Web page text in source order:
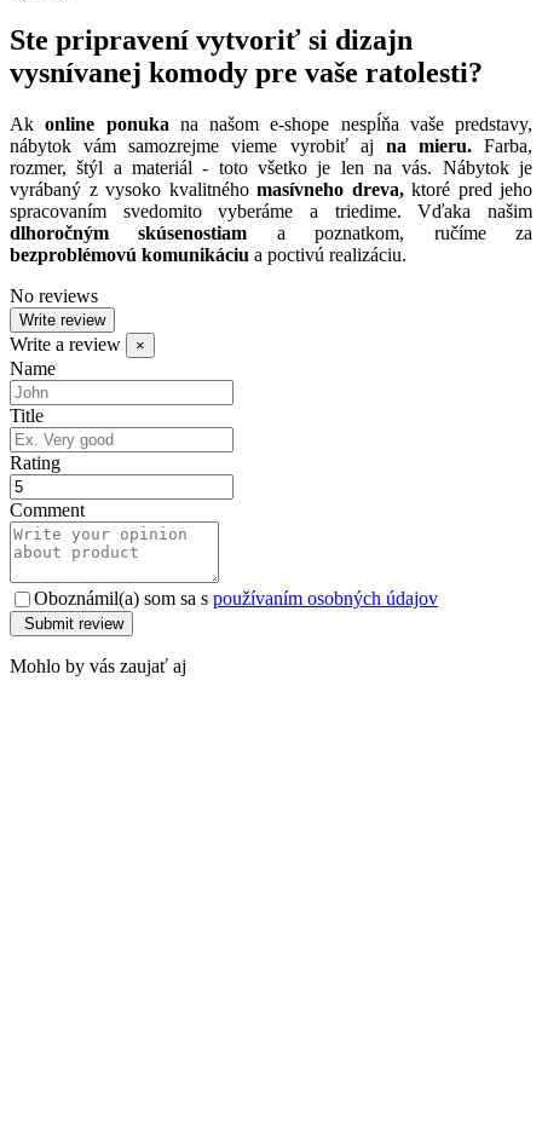
Ste pripravení vytvoriť si dizajn
vysnívanej komody pre vaše ratolesti?
Akonline ponuka na našom e-shope nespĺňa vaše predstavy,
nábytok vám samozrejme vieme vyrobiť aj na mieru.Farba,
rozmer, štýl a materiál - toto všetko je len na vás. Nábytok je
vyrábaný z vysoko kvalitného masívneho dreva,ktoré pred jeho
spracovaním svedomito vyberáme a triedime. Vďaka našim
dlhoročným skúsenostiam a poznatkom, ručíme za
bezproblémovú komunikáciu a poctivú realizáciu.
No reviews
Write review
Write a review ×
Name
Title
Rating
Comment
Oboznámil(a) som sa s používaním osobných údajov
Mohlo by vás zaujať aj